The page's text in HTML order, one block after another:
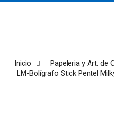
Inicio Papeleria y Art. de
LM-Bolígrafo Stick Pentel